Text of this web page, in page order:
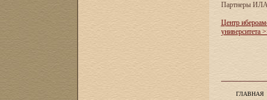
Партнеры
Центр
университета
ГЛАВНАЯ